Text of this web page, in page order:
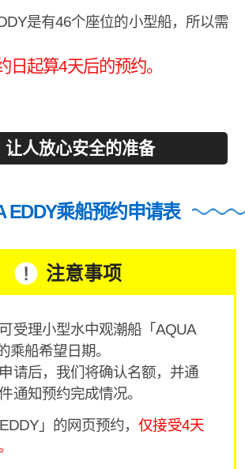
是有46个座位的小型船，所以需
起算4天后的预约。
让人放心安全的准备
EDDY乘船预约申请表
注意事项
受理小型水中观潮船「AQUA
乘船希望日期。
请后，我们将确认名额，并通
通知预约完成情况。
EDDY」的网页预约，仅接受4天